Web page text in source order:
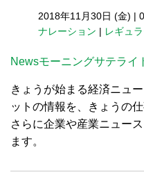
2018年11月30日 (金) |
ナレーション | レギュ
Newsモーニングサテライ
きょうが始まる経済ニュ
ットの情報を、きょうの
さらに企業や産業ニュー
ます。